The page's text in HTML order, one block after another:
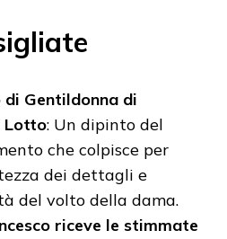
Gentildonna di
Lotto: Un dipinto del
che colpisce per
dei dettagli e
del volto della dama.
riceve le stimmate